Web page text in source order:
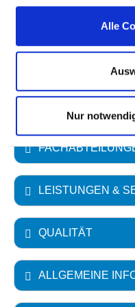
Alle
Nur
Akademisches
Eberhard-
LEISTUNGEN &
QUALITÄT
ALLGEMEINE